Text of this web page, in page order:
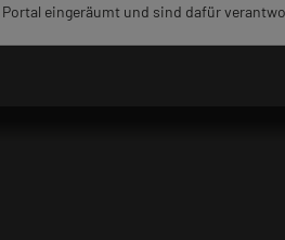
Portal eingeräumt und sind dafür